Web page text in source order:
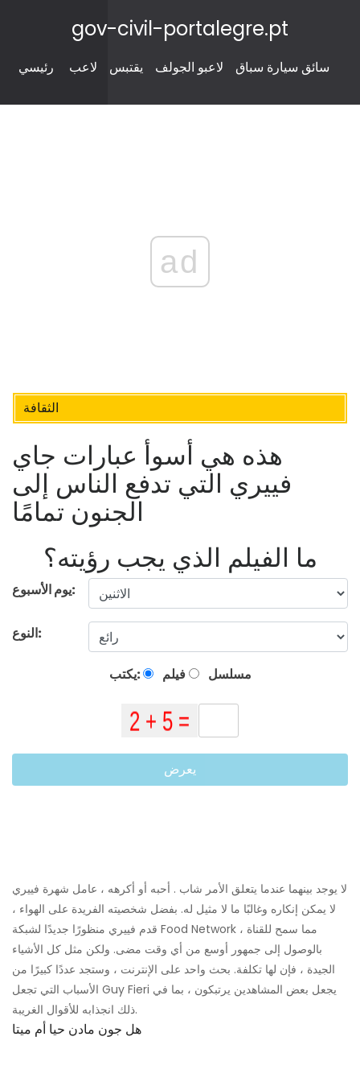
gov-civil-portalegre.pt
رئيسي لاعب يقتبس لاعبو الجولف سائق سيارة سباق
ad
الثقافة
هذه هي أسوأ عبارات جاي
فييري التي تدفع الناس إلى
الجنون تمامًا
ما الفيلم الذي يجب رؤيته؟
يوم الأسبوع:
النوع:
يكتب: فيلم مسلسل
يعرض
لا يوجد بينهما عندما يتعلق الأمر شاب . أحبه أو أكرهه ، عامل شهرة فييري
لا يمكن إنكاره وغالبًا ما لا مثيل له. بفضل شخصيته الفريدة على الهواء ،
قدم فييري منظورًا جديدًا لشبكة Food Network ، مما سمح للقناة
بالوصول إلى جمهور أوسع من أي وقت مضى. ولكن مثل كل الأشياء
الجيدة ، فإن لها تكلفة. بحث واحد على الإنترنت ، وستجد عددًا كبيرًا من
الأسباب التي تجعل Guy Fieri يجعل بعض المشاهدين يرتبكون ، بما في
ذلك انجذابه للأقوال الغريبة.
هل جون مادن حيا أم ميتا